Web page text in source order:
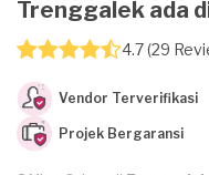
Trenggalek ada
4.7 (29
Vendor Terverifikasi
Projek Bergaransi